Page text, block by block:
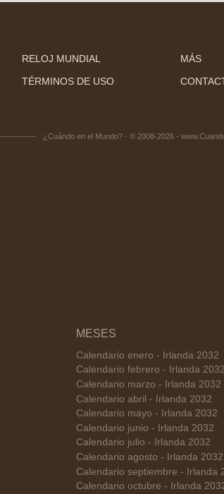
RELOJ MUNDIAL
MÁS
TÉRMINOS DE USO
¿Cuándo en el Mundo? - © 2008-2026 -
MESES
Calendario enero - Irlanda 2032
Calendario febrero - Irlanda 2032
Calendario marzo - Irlanda 2032
Calendario abril - Irlanda 2032
Calendario mayo - Irlanda 2032
Calendario junio - Irlanda 2032
Calendario julio - Irlanda 2032
Calendario agosto - Irlanda 2032
Calendario septiembre - Irlanda
Calendario octubre - Irlanda